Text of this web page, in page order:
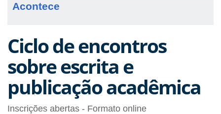
Acontece
Ciclo de encontros
sobre escrita e
publicação acadêmica
Inscrições abertas - Formato online